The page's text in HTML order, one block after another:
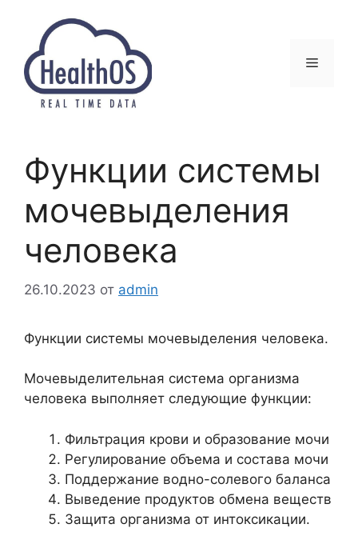
содержимому
Меню
Функции системы
мочевыделения
человека
26.10.2023 от admin
Функции системы мочевыделения человека.
Мочевыделительная система организма
человека выполняет следующие функции:
Фильтрация крови и образование мочи
Регулирование объема и состава мочи
Поддержание водно-солевого баланса
Выведение продуктов обмена веществ
Защита организма от интоксикации.